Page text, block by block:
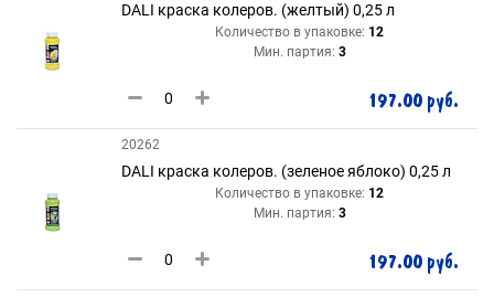
DALI краска колеров. (желтый) 0,25 л
Количество в упаковке: 12
Мин. партия: 3
197.00 руб.
20262
DALI краска колеров. (зеленое яблоко) 0,25 л
Количество в упаковке: 12
Мин. партия: 3
197.00 руб.